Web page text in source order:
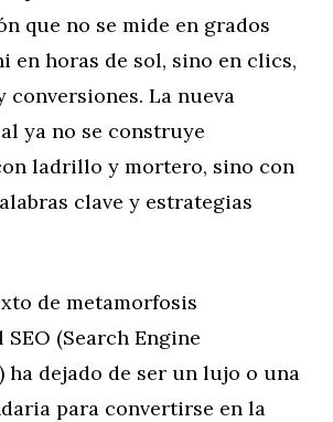
que no se mide en grados
en horas de sol, sino en clics,
conversiones. La nueva
ya no se construye
ladrillo y mortero, sino con
clave y estrategias
de metamorfosis
(Search Engine
ha dejado de ser un lujo o una
para convertirse en la